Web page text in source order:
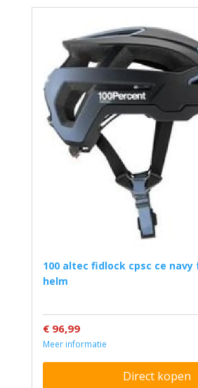
100 altec fidlock cpsc ce navy fade blue grey
helm
€ 96,99
Meer informatie
Direct kopen